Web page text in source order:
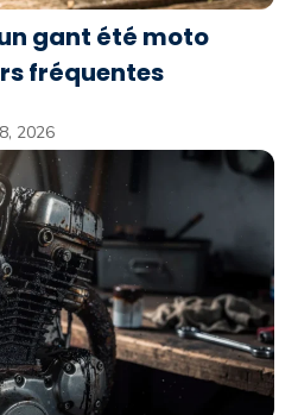
gant été moto
fréquentes
2026